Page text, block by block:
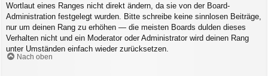
Wortlaut eines Ranges nicht direkt ändern, da sie von der Board-
Administration festgelegt wurden. Bitte schreibe keine sinnlosen Beiträge,
nur um deinen Rang zu erhöhen — die meisten Boards dulden dieses
Verhalten nicht und ein Moderator oder Administrator wird deinen Rang
unter Umständen einfach wieder zurücksetzen.
Nach oben